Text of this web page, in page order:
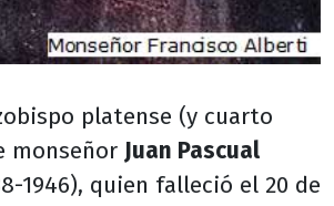
platense (y cuarto
monseñor Juan Pascual
1946), quien falleció el 20 de